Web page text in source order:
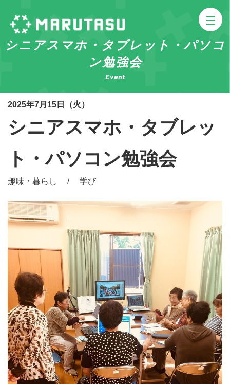
シニアスマホ・タブレット・パソコ
ン勉強会
Event
2025年7月15日（火）
シニアスマホ・タブレッ
ト・パソコン勉強会
趣味・暮らし / 学び